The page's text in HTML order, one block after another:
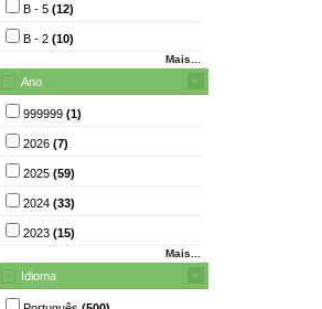
B - 5 (12)
B - 2 (10)
Mais...
Ano
999999 (1)
2026 (7)
2025 (59)
2024 (33)
2023 (15)
Mais...
Idioma